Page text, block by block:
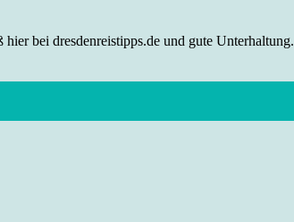
bei dresdenreistipps.de und gute Unterhaltung.